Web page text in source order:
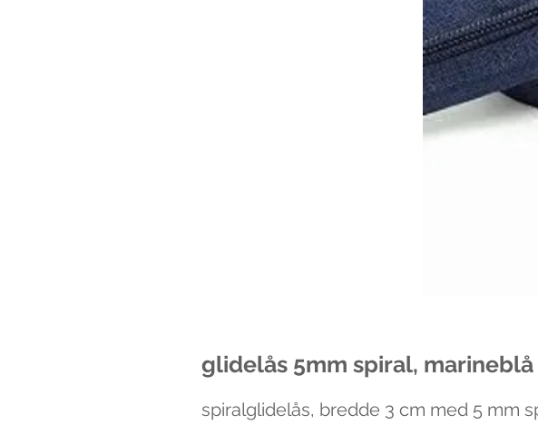
glidelås 5mm spiral, marineblå
spiralglidelås, bredde 3 cm med 5 mm